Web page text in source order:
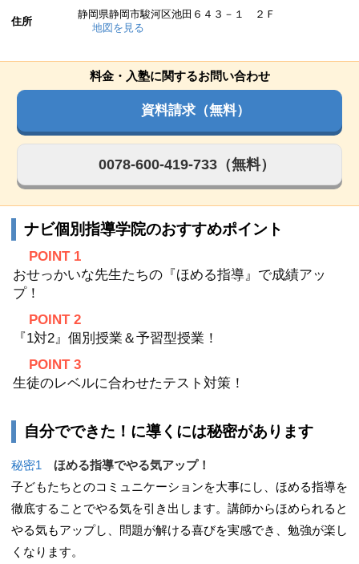
住所
静岡県静岡市駿河区池田６４３－１ ２Ｆ
地図を見る
料金・入塾に関するお問い合わせ
資料請求（無料）
0078-600-419-733（無料）
ナビ個別指導学院のおすすめポイント
POINT 1
おせっかいな先生たちの『ほめる指導』で成績アッ
プ！
POINT 2
『1対2』個別授業＆予習型授業！
POINT 3
生徒のレベルに合わせたテスト対策！
自分でできた！に導くには秘密があります
秘密1 ほめる指導でやる気アップ！
子どもたちとのコミュニケーションを大事にし、ほめる指導を
徹底することでやる気を引き出します。講師からほめられると
やる気もアップし、問題が解ける喜びを実感でき、勉強が楽し
くなります。